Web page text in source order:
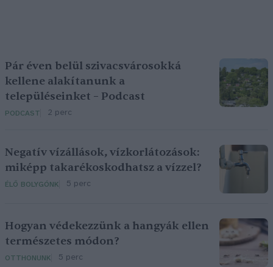
Pár éven belül szivacsvárosokká
kellene alakítanunk a
településeinket – Podcast
PODCAST 2 perc
Negatív vízállások, vízkorlátozások:
miképp takarékoskodhatsz a vízzel?
ÉLŐ BOLYGÓNK 5 perc
Hogyan védekezzünk a hangyák ellen
természetes módon?
OTTHONUNK 5 perc